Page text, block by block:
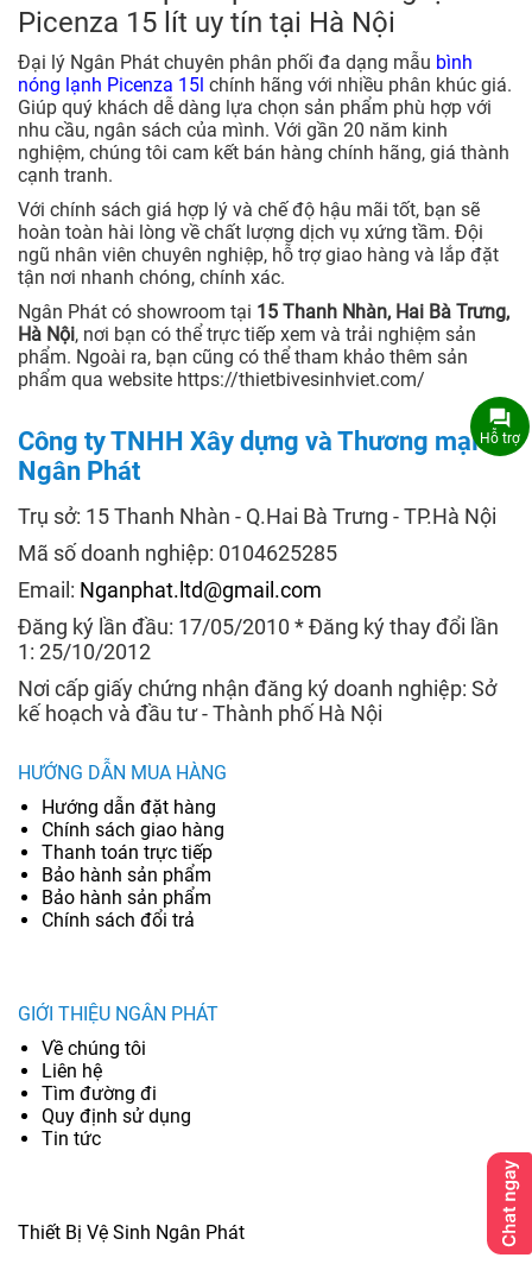
Picenza 15 lít uy tín tại Hà Nội
Đại lý Ngân Phát chuyên phân phối đa dạng mẫu bình
nóng lạnh Picenza 15l chính hãng với nhiều phân khúc giá.
Giúp quý khách dễ dàng lựa chọn sản phẩm phù hợp với
nhu cầu, ngân sách của mình. Với gần 20 năm kinh
nghiệm, chúng tôi cam kết bán hàng chính hãng, giá thành
cạnh tranh.
Với chính sách giá hợp lý và chế độ hậu mãi tốt, bạn sẽ
hoàn toàn hài lòng về chất lượng dịch vụ xứng tầm. Đội
ngũ nhân viên chuyên nghiệp, hỗ trợ giao hàng và lắp đặt
tận nơi nhanh chóng, chính xác.
Ngân Phát có showroom tại 15 Thanh Nhàn, Hai Bà Trưng,
Hà Nội, nơi bạn có thể trực tiếp xem và trải nghiệm sản
phẩm. Ngoài ra, bạn cũng có thể tham khảo thêm sản
phẩm qua website https://thietbivesinhviet.com/
Công ty TNHH Xây dựng và Thương mại
Ngân Phát
Trụ sở: 15 Thanh Nhàn - Q.Hai Bà Trưng - TP.Hà Nội
Mã số doanh nghiệp: 0104625285
Email: Nganphat.ltd@gmail.com
Đăng ký lần đầu: 17/05/2010 * Đăng ký thay đổi lần
1: 25/10/2012
Nơi cấp giấy chứng nhận đăng ký doanh nghiệp: Sở
kế hoạch và đầu tư - Thành phố Hà Nội
HƯỚNG DẪN MUA HÀNG
Hướng dẫn đặt hàng
Chính sách giao hàng
Thanh toán trực tiếp
Bảo hành sản phẩm
Bảo hành sản phẩm
Chính sách đổi trả
GIỚI THIỆU NGÂN PHÁT
Về chúng tôi
Liên hệ
Tìm đường đi
Quy định sử dụng
Tin tức
Thiết Bị Vệ Sinh Ngân Phát
Hỗ trợ